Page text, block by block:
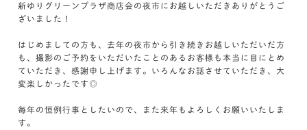
新ゆりグリーンプラザ商店会の夜市にお越しいただきありがとうご
ざいました！
はじめましての方も、去年の夜市から引き続きお越しいただいだ方
も、撮影のご予約をいただいたことのあるお客様も本当に目にとめ
ていただき、感謝申し上げます。いろんなお話させていただき、大
変楽しかったです◎
毎年の恒例行事としたいので、また来年もよろしくお願いいたしま
す。